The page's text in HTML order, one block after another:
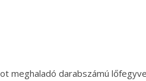
meghaladó darabszámú